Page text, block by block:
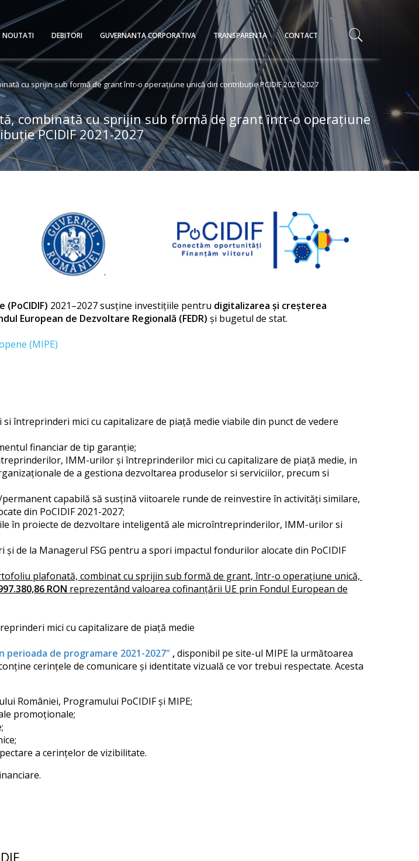
NOUTATI DEBITORI GUVERNANTA CORPORATIVA TRANSPARENTA CONTACT
cu sprijin sub formă de grant într-o operațiune unică din contribuție PCIDIF 2021-2027
combinată cu sprijin sub formă de grant într-o operațiune
PCIDIF 2021-2027
2021–2027 susține investițiile pentru digitalizarea și creșterea
European de Dezvoltare Regională (FEDR) și bugetul de stat.
(MIPE)
mici cu capitalizare de piaţă medie viabile din punct de vedere
financiar de tip garanție;
IMM-urilor și întreprinderilor mici cu capitalizare de piață medie, in
de a gestiona dezvoltarea produselor si serviciilor, precum si
capabilă să susțină viitoarele runde de reinvestire în activități similare,
din PoCIDIF 2021-2027;
în proiecte de dezvoltare inteligentă ale microîntreprinderilor, IMM-urilor si
de la Managerul FSG pentru a spori impactul fondurilor alocate din PoCIDIF
plafonată, combinat cu sprijin sub formă de grant, într-o operațiune unică,
RON reprezentând valoarea cofinanțării UE prin Fondul European de
mici cu capitalizare de piață medie
de programare 2021-2027" ,disponibil pe site-ul MIPE la următoarea
cerințele de comunicare și identitate vizuală ce vor trebui respectate. Acesta
României, Programului PoCIDIF și MIPE;
promoționale;
a cerințelor de vizibilitate.